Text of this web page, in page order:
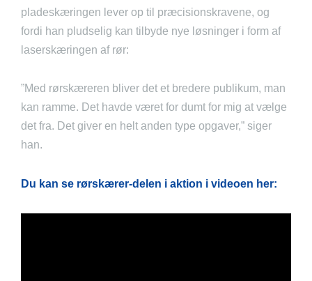
pladeskæringen lever op til præcisionskravene, og
fordi han pludselig kan tilbyde nye løsninger i form af
laserskæringen af rør:
”Med rørskæreren bliver det et bredere publikum, man
kan ramme. Det havde været for dumt for mig at vælge
det fra. Det giver en helt anden type opgaver,” siger
han.
Du kan se rørskærer-delen i aktion i videoen her: